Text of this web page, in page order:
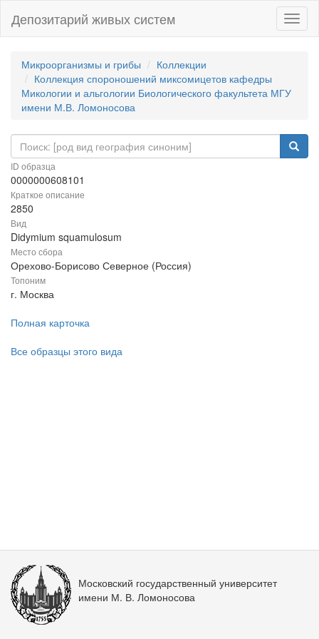
Депозитарий живых систем
Микроорганизмы и грибы
Коллекции
Коллекция спороношений миксомицетов кафедры
Микологии и альгологии Биологического факультета МГУ
имени М.В. Ломоносова
ID образца
0000000608101
Краткое описание
2850
Вид
Didymium squamulosum
Место сбора
Орехово-Борисово Северное (Россия)
Топоним
г. Москва
Полная карточка
Все образцы этого вида
Московский государственный университет
имени М. В. Ломоносова